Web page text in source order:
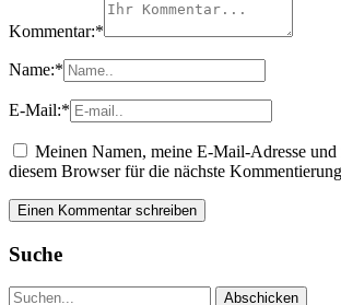
Kommentar:*
Name:*
E-Mail:*
Meinen Namen, meine E-Mail-Adresse und
diesem Browser für die nächste
Suche